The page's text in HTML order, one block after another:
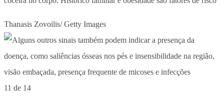
Thanasis Zovoilis/ Getty Images
11 de 14